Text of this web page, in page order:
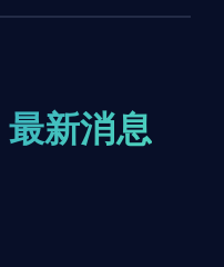
最新消息